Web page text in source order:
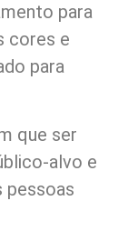
para
cores e
para
que ser
alvo e
pessoas